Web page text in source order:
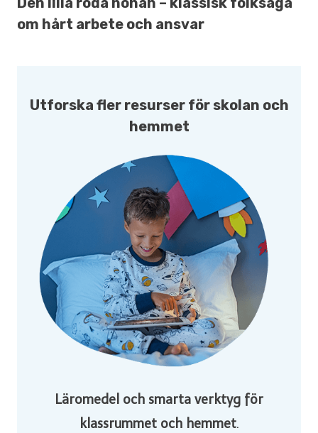
om hårt arbete och ansvar
Utforska fler resurser för skolan och
hemmet
Läromedel och smarta verktyg för
klassrummet och hemmet.